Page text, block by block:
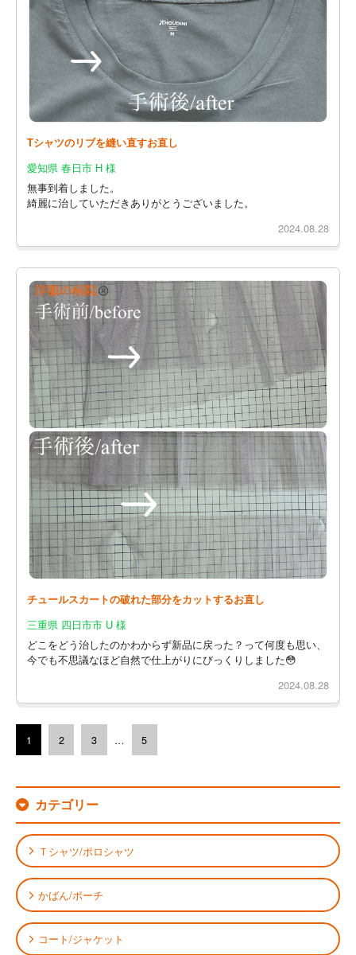
Tシャツのリブを縫い直すお直し
愛知県 春日市 H 様
無事到着しました。
綺麗に治していただきありがとうございました。
2024.08.28
チュールスカートの破れた部分をカットするお直し
三重県 四日市市 U 様
どこをどう治したのかわからず新品に戻った？って何度も思い、
今でも不思議なほど自然で仕上がりにびっくりしました😳
2024.08.28
1 2 3 … 5
カテゴリー
Ｔシャツ/ポロシャツ
かばん/ポーチ
コート/ジャケット